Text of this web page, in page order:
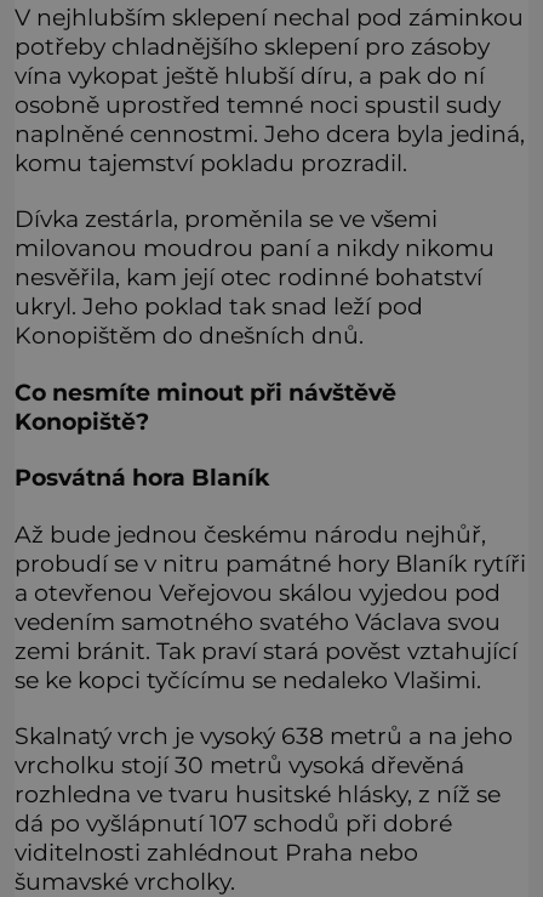
V nejhlubším sklepení nechal pod záminkou
potřeby chladnějšího sklepení pro zásoby
vína vykopat ještě hlubší díru, a pak do ní
osobně uprostřed temné noci spustil sudy
naplněné cennostmi. Jeho dcera byla jediná,
komu tajemství pokladu prozradil.
Dívka zestárla, proměnila se ve všemi
milovanou moudrou paní a nikdy nikomu
nesvěřila, kam její otec rodinné bohatství
ukryl. Jeho poklad tak snad leží pod
Konopištěm do dnešních dnů.
Co nesmíte minout při návštěvě
Konopiště?
Posvátná hora Blaník
Až bude jednou českému národu nejhůř,
probudí se v nitru památné hory Blaník rytíři
a otevřenou Veřejovou skálou vyjedou pod
vedením samotného svatého Václava svou
zemi bránit. Tak praví stará pověst vztahující
se ke kopci tyčícímu se nedaleko Vlašimi.
Skalnatý vrch je vysoký 638 metrů a na jeho
vrcholku stojí 30 metrů vysoká dřevěná
rozhledna ve tvaru husitské hlásky, z níž se
dá po vyšlápnutí 107 schodů při dobré
viditelnosti zahlédnout Praha nebo
šumavské vrcholky.